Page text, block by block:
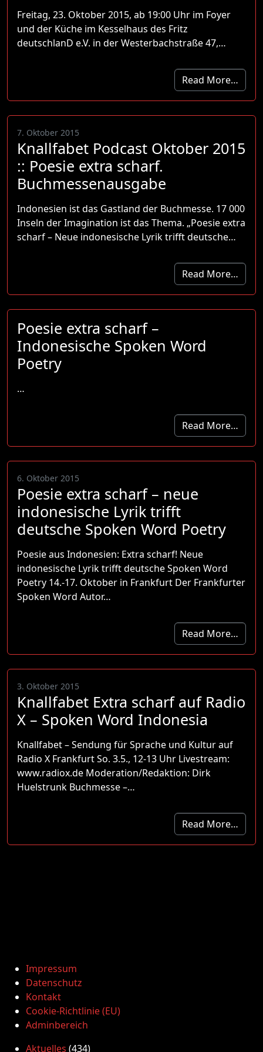
Freitag, 23. Oktober 2015, ab 19:00 Uhr im Foyer
und der Küche im Kesselhaus des Fritz
deutschlanD e.V. in der Westerbachstraße 47,…
Read More…
7. Oktober 2015
Knallfabet Podcast Oktober 2015
:: Poesie extra scharf.
Buchmessenausgabe
Indonesien ist das Gastland der Buchmesse. 17 000
Inseln der Imagination ist das Thema. „Poesie extra
scharf – Neue indonesische Lyrik trifft deutsche…
Read More…
Poesie extra scharf –
Indonesische Spoken Word
Poetry
…
Read More…
6. Oktober 2015
Poesie extra scharf – neue
indonesische Lyrik trifft
deutsche Spoken Word Poetry
Poesie aus Indonesien: Extra scharf! Neue
indonesische Lyrik trifft deutsche Spoken Word
Poetry 14.-17. Oktober in Frankfurt Der Frankfurter
Spoken Word Autor…
Read More…
3. Oktober 2015
Knallfabet Extra scharf auf Radio
X – Spoken Word Indonesia
Knallfabet – Sendung für Sprache und Kultur auf
Radio X Frankfurt So. 3.5., 12-13 Uhr Livestream:
www.radiox.de Moderation/Redaktion: Dirk
Huelstrunk Buchmesse –…
Read More…
Impressum
Datenschutz
Kontakt
Cookie-Richtlinie (EU)
Adminbereich
Aktuelles (434)